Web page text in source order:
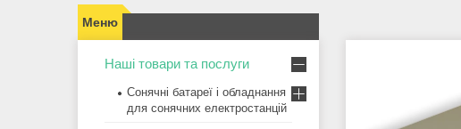
Наші товари та послуги
Сонячні батареї і обладнання
для сонячних електростанцій